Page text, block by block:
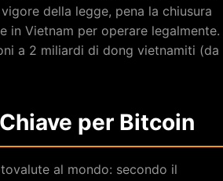
della legge, pena la chiusura
in Vietnam per operare legalmente.
a 2 miliardi di dong vietnamiti (da
per Bitcoin
al mondo: secondo il